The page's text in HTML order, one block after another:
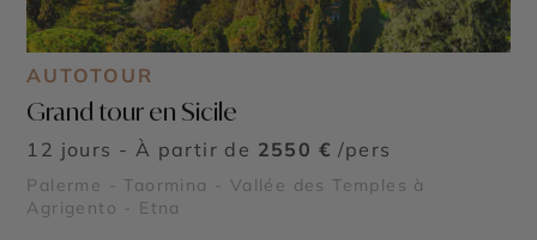
AUTOTOUR
Grand tour en Sicile
12 jours - À partir de 2550 € /pers
Palerme - Taormina - Vallée des Temples à
Agrigento - Etna